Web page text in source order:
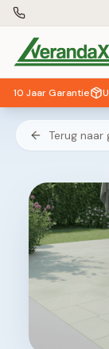
10 Jaar Garantie
Terug naar